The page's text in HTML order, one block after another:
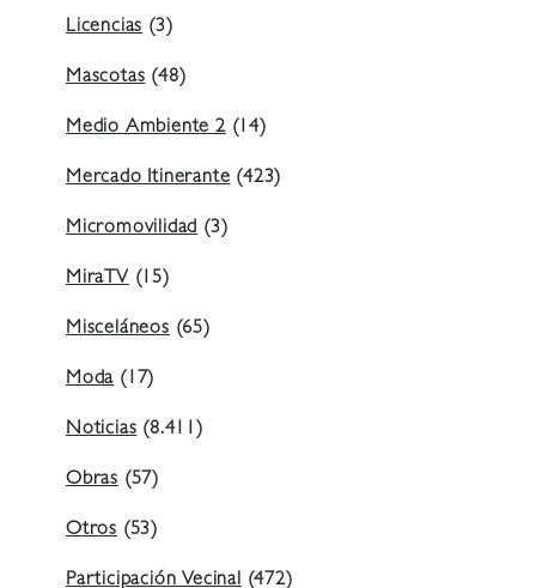
Licencias (3)
Mascotas (48)
Medio Ambiente 2(14)
Mercado Itinerante (423)
Micromovilidad (3)
MiraTV (15)
Misceláneos (65)
Moda (17)
Noticias (8.411)
Obras (57)
Otros (53)
Participación Vecinal (472)